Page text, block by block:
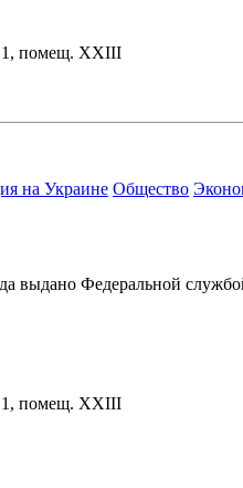
1, помещ. XXIII
на Украине Общество
выдано Федеральной
1, помещ. XXIII